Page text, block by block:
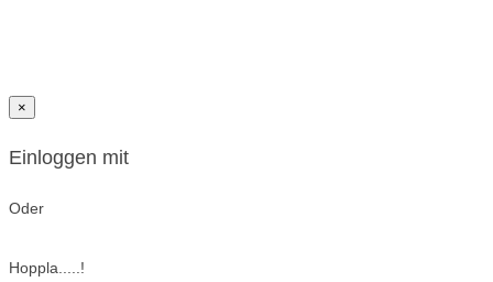
×
Einloggen mit
Oder
Hoppla.....!